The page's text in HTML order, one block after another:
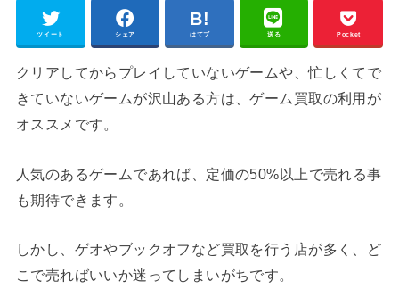
ツイート シェア はてブ 送る Pocket
クリアしてからプレイしていないゲームや、忙しくてで
きていないゲームが沢山ある方は、ゲーム買取の利用が
オススメです。
人気のあるゲームであれば、定価の50%以上で売れる事
も期待できます。
しかし、ゲオやブックオフなど買取を行う店が多く、ど
こで売ればいいか迷ってしまいがちです。